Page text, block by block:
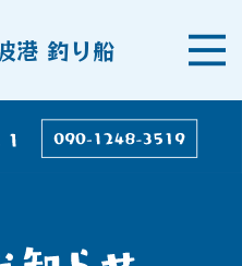
港 釣り船